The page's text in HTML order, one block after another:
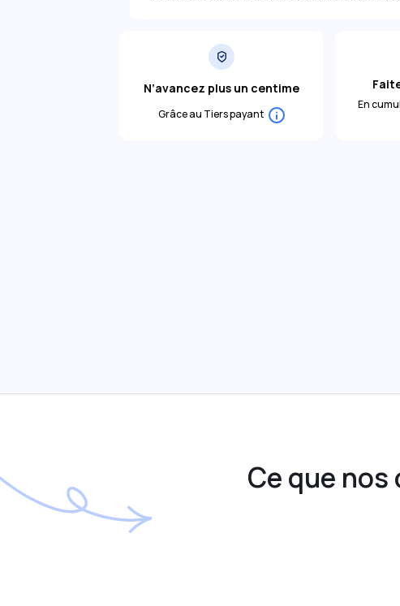
N’avancez plus un centime
Grâce au Tiers payant
En
Ce que